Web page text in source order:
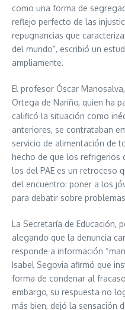
como una forma de
reflejo perfecto de las
repugnancias que
del mundo”, escribió un
ampliamente.
El profesor Óscar
Ortega de Nariño, quien ha
calificó la situación como
anteriores, se contrataban
servicio de alimentación de
hecho de que los refrigerios
los del PAE es un retroceso
del encuentro: poner a los
para debatir sobre
La Secretaría de Educación,
alegando que la denuncia
responde a información
Isabel Segovia afirmó que
forma de condenar al
embargo, su respuesta no
más bien, dejó la sensación